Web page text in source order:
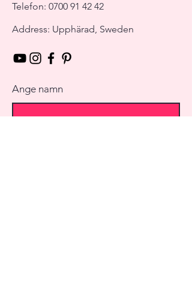
Telefon: 0700 91 42 42
Address: Upphärad, Sweden
Ange namn